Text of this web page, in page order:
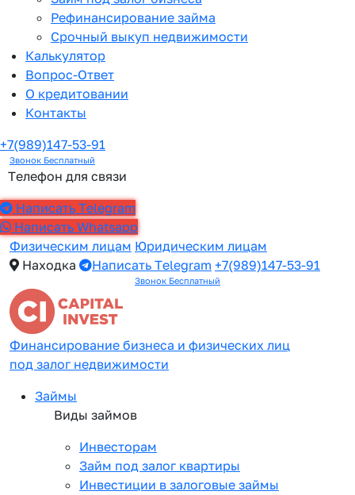
Рефинансирование займа
Срочный выкуп недвижимости
Калькулятор
Вопрос-Ответ
О кредитовании
Контакты
+7(989)147-53-91
Звонок Бесплатный
Телефон для связи
Написать Telegram
Написать Whatsapp
Физическим лицам Юридическим лицам
Находка
Написать Telegram +7(989)147-53-91
Звонок Бесплатный
Финансирование бизнеса и физических лиц
под залог недвижимости
Займы
Виды займов
Инвесторам
Займ под залог квартиры
Инвестиции в залоговые займы